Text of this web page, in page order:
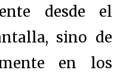
desde el
sino de
en los